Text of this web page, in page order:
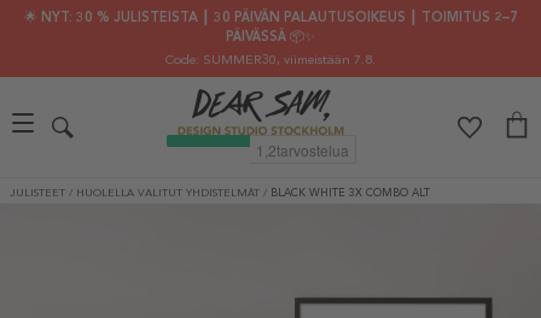
🌟 NYT: 30 % JULISTEISTA ┃ 30 PÄIVÄN PALAUTUSOIKEUS ┃ TOIMITUS 2–7
PÄIVÄSSÄ 📦✨
Code: SUMMER30, viimeistään 7.8.
JULISTEET / HUOLELLA VALITUT YHDISTELMÄT / BLACK WHITE 3X COMBO ALT